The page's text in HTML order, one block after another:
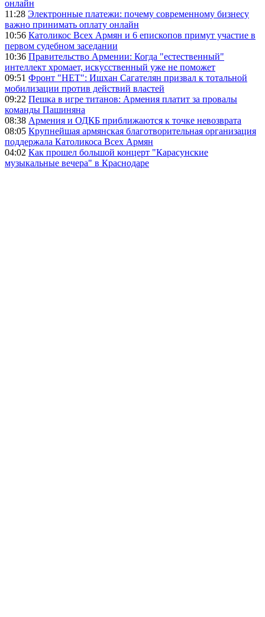
онлайн
11:28 Электронные платежи: почему современному бизнесу
важно принимать оплату онлайн
10:56 Католикос Всех Армян и 6 епископов примут участие в
первом судебном заседании
10:36 Правительство Армении: Когда "естественный"
интеллект хромает, искусственный уже не поможет
09:51 Фронт "НЕТ": Ишхан Сагателян призвал к тотальной
мобилизации против действий властей
09:22 Пешка в игре титанов: Армения платит за провалы
команды Пашиняна
08:38 Армения и ОДКБ приближаются к точке невозврата
08:05 Крупнейшая армянская благотворительная организация
поддержала Католикоса Всех Армян
04:02 Как прошел большой концерт "Карасунские
музыкальные вечера" в Краснодаре